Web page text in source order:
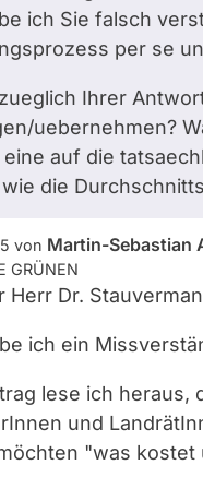
ich Sie falsch
per se
Ihrer
uebernehmen?
auf die
die
von Martin-Sebastian
GRÜNEN
Herr Dr.
ich ein
lese ich heraus,
und
"was kostet